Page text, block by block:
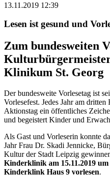
13.11.2019 12:39
Lesen ist gesund und
Zum bundesweiten
Klinikum St. Georg
Der bundesweite Vorlesetag ist
Vorlesefest. Jedes Jahr am
Aktionstag ein öffentliches
und begeistert Kinder und
Als Gast und Vorleserin konnte
Jahr Frau Dr. Skadi Jennicke,
Kultur der Stadt Leipzig
Kinderklinik am 15.11.2019
Kinderklink Haus 9 vorlesen.